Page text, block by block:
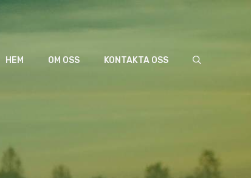
HEM OM OSS KONTAKTA OSS